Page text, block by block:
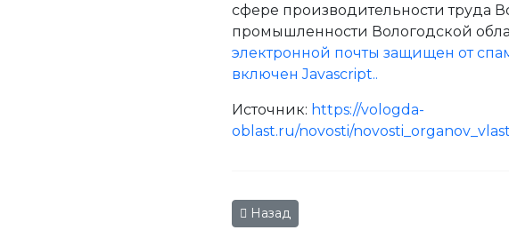
сфере производительности труда
промышленности Вологодской
электронной почты защищен от
включен Javascript..
Источник: https://vologda-
oblast.ru/novosti/
Предыдущий: Приглашаем на работу
Назад